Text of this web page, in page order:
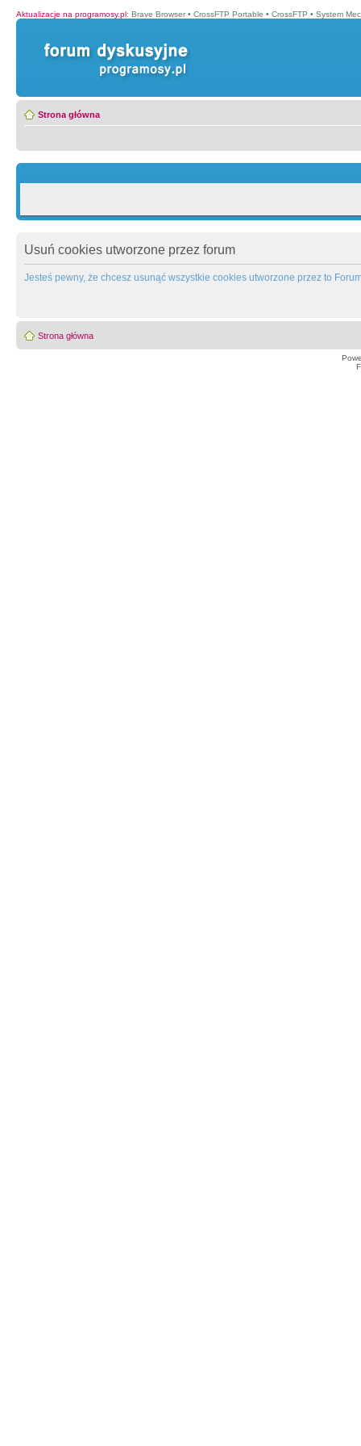
Aktualizacje na programosy.pl: Brave Browser • CrossFTP Portable • CrossFTP • System
Strona główna
Usuń cookies utworzone przez forum
Jesteś pewny, że chcesz usunąć wszystkie cookies utworzone przez to
Strona główna